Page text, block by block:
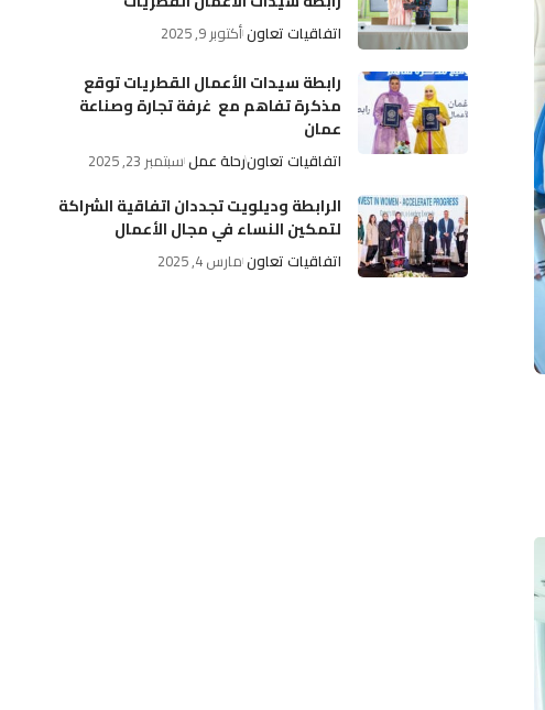
اتفاقيات تعاونأكتوبر 9, 2025
رابطة سيدات الأعمال القطريات توقع
مذكرة تفاهم مع غرفة تجارة وصناعة
عمان
اتفاقيات تعاونرحلة عملسبتمبر 23, 2025
الرابطة وديلويت تجددان اتفاقية الشراكة
لتمكين النساء في مجال الأعمال
اتفاقيات تعاونمارس 4, 2025